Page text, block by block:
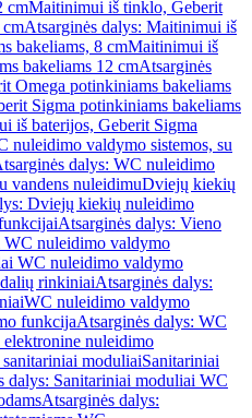
cmMaitinimui iš tinklo, Geberit
cmAtsarginės dalys: Maitinimui iš
bakeliams, 8 cmMaitinimui iš
bakeliams 12 cmAtsarginės
Omega potinkiniams bakeliams
Sigma potinkiniams bakeliams
iš baterijos, Geberit Sigma
nuleidimo valdymo sistemos, su
dalys: WC nuleidimo
vandens nuleidimuDviejų kiekių
Dviejų kiekių nuleidimo
Atsarginės dalys: Vieno
WC nuleidimo valdymo
WC nuleidimo valdymo
rinkiniaiAtsarginės dalys:
WC nuleidimo valdymo
funkcijaAtsarginės dalys: WC
nuleidimo
moduliaiSanitariniai
dalys: Sanitariniai moduliai WC
Atsarginės dalys: